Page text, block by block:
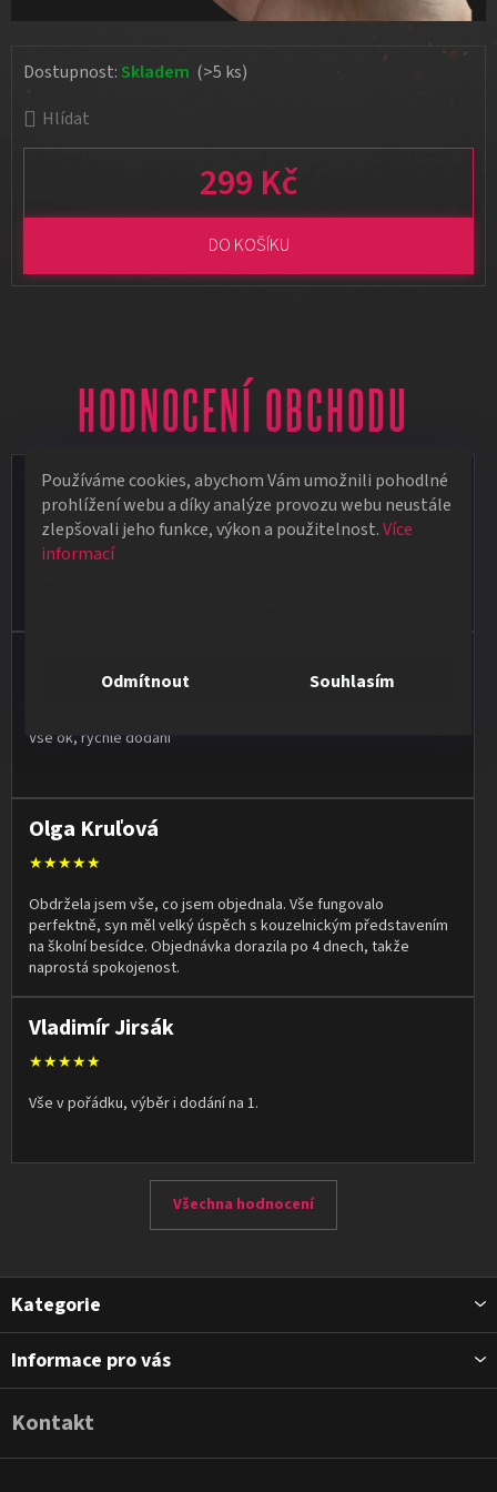
Používáme cookies, abychom Vám umožnili pohodlné
prohlížení webu a díky analýze provozu webu neustále
zlepšovali jeho funkce, výkon a použitelnost.Více
informací
Odmítnout Souhlasím
Hlídat
299 Kč
Měrná cena:
DO KOŠÍKU
Dostupnost: Skladem (>5 ks)
HODNOCENÍ OBCHODU
Vít Vápeník
★★★★★
Poradí, pomůžou. Zboží je kvalitní a rychlé dodání pokud je zboží
Vše ok, rychlé dodání
Olga Kruľová
★★★★★
Obdržela jsem vše, co jsem objednala. Vše fungovalo
perfektně, syn měl velký úspěch s kouzelnickým představením
na školní besídce. Objednávka dorazila po 4 dnech, takže
naprostá spokojenost.
Vladimír Jirsák
★★★★★
Vše v pořádku, výběr i dodání na 1.
Všechna hodnocení
Z
p
Kategorie
Informace pro vás
Kontakt